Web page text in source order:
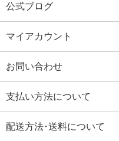
公式ブログ
マイアカウント
お問い合わせ
支払い方法について
配送方法･送料について